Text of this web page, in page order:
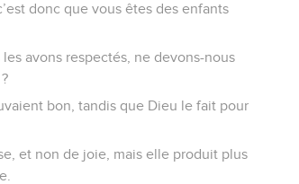
donc que vous êtes des enfants
avons respectés, ne devons-nous
bon, tandis que Dieu le fait pour
et non de joie, mais elle produit plus